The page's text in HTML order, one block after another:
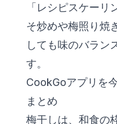
「レシピスケーリ
そ炒めや梅照り焼
しても味のバラン
す。
CookGoアプリを
まとめ
梅干しは、和食の